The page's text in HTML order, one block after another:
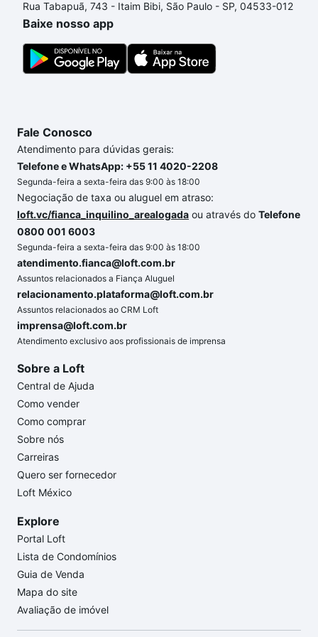
um apartamento
e conte com a gente para comprar
o imóvel dos seus sonhos com segurança e
conforto. Loft, com você até as chaves.
Rua Tabapuã, 743 - Itaim Bibi, São Paulo - SP, 04533-012
Baixe nosso app
Fale Conosco
Atendimento para dúvidas gerais:
Telefone e WhatsApp: +55 11 4020-2208
Segunda-feira a sexta-feira das 9:00 às 18:00
Negociação de taxa ou aluguel em atraso:
loft.vc/fianca_inquilino_arealogada ou através do Telefone
0800 001 6003
Segunda-feira a sexta-feira das 9:00 às 18:00
atendimento.fianca@loft.com.br
Assuntos relacionados a Fiança Aluguel
relacionamento.plataforma@loft.com.br
Assuntos relacionados ao CRM Loft
imprensa@loft.com.br
Atendimento exclusivo aos profissionais de imprensa
Sobre a Loft
Central de Ajuda
Como vender
Como comprar
Sobre nós
Carreiras
Quero ser fornecedor
Loft México
Explore
Portal Loft
Lista de Condomínios
Guia de Venda
Mapa do site
Avaliação de imóvel